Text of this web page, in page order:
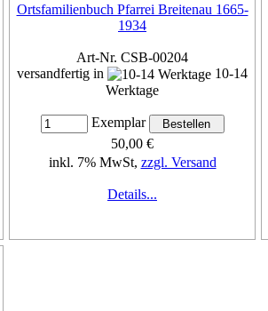
Ortsfamilienbuch Pfarrei Breitenau 1665-
1934
Art-Nr. CSB-00204
versandfertig in
10-14
Werktage
Exemplar
50,00 €
inkl. 7% MwSt, zzgl. Versand
Details...